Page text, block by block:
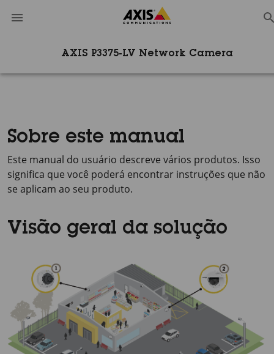
AXIS P3375-LV Network Camera
Sobre este manual
Este manual do usuário descreve vários produtos. Isso
significa que você poderá encontrar instruções que não
se aplicam ao seu produto.
Visão geral da solução